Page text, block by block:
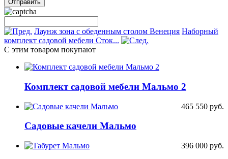
Лаунж зона с обеденным столом Венеция Наборный
комплект садовой мебели Сток...
С этим товаром покупают
Комплект садовой мебели Мальмо 2
465 550 руб.
Садовые качели Мальмо
396 000 руб.